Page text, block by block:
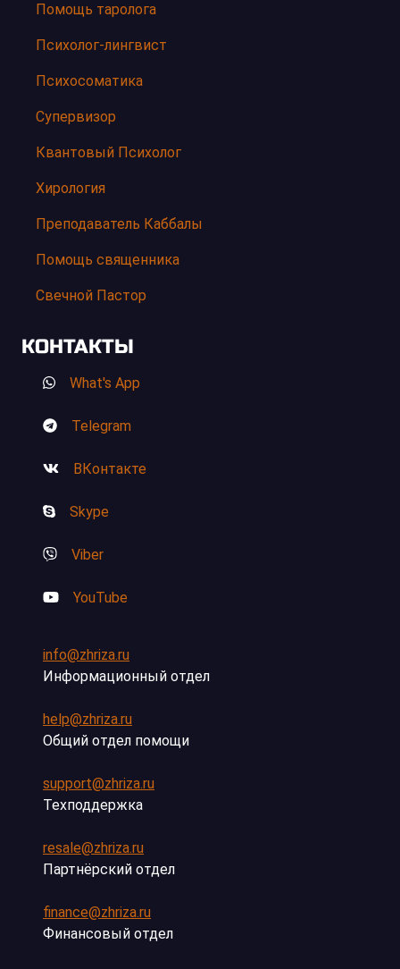
Помощь таролога
Психолог-лингвист
Психосоматика
Супервизор
Квантовый Психолог
Хирология
Преподаватель Каббалы
Помощь священника
Свечной Пастор
КОНТАКТЫ
What's App
Telegram
ВКонтакте
Skype
Viber
YouTube
info@zhriza.ru
Информационный отдел
help@zhriza.ru
Общий отдел помощи
support@zhriza.ru
Техподдержка
resale@zhriza.ru
Партнёрский отдел
finance@zhriza.ru
Финансовый отдел